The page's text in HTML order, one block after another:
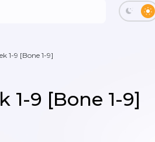
1-9 [Bone 1-9]
1-9 [Bone 1-9]